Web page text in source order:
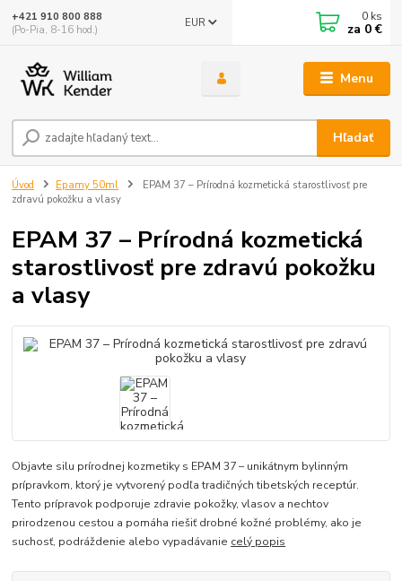
Menu
EUR
Hľadať
+421 910 800 888
(Po-Pia, 8-16 hod.)
0 ks
za 0 €
Úvod Epamy 50ml
EPAM 37 – Prírodná kozmetická starostlivosť pre
zdravú pokožku a vlasy
EPAM 37 – Prírodná kozmetická
starostlivosť pre zdravú pokožku
a vlasy
Objavte silu prírodnej kozmetiky s EPAM 37 – unikátnym bylinným
prípravkom, ktorý je vytvorený podľa tradičných tibetských receptúr.
Tento prípravok podporuje zdravie pokožky, vlasov a nechtov
prirodzenou cestou a pomáha riešiť drobné kožné problémy, ako je
suchosť, podráždenie alebo vypadávanie celý popis